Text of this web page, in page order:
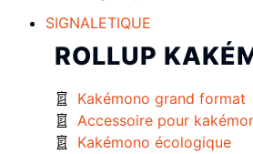
SIGNALETIQUE
ROLLUP
Kakémono grand format
Accessoire pour
Kakémono écologique